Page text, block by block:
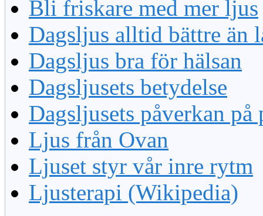
Bli friskare med mer ljus
Dagsljus alltid bättre än
Dagsljus bra för hälsan
Dagsljusets betydelse
Dagsljusets påverkan på
Ljus från Ovan
Ljuset styr vår inre rytm
Ljusterapi (Wikipedia)